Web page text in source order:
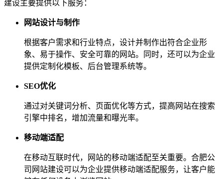
建设主要提供以下服务：
网站设计与制作
根据客户需求和行业特点，设计并制作出符合企业形
象、易于操作、安全可靠的网站。同时，还可以为企业
提供定制化模板、后台管理系统等。
SEO优化
通过对关键词分析、页面优化等方式，提高网站在搜索
引擎中排名，增加流量和曝光率。
移动端适配
在移动互联时代，网站的移动端适配至关重要。合肥公
司网站建设可以为企业提供移动端适配服务，让客户能